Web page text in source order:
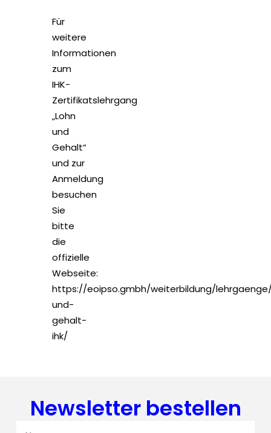
Für
weitere
Informationen
zum
IHK-
Zertifikatslehrgang
„Lohn
und
Gehalt“
und zur
Anmeldung
besuchen
Sie
bitte
die
offizielle
Webseite:
https://eoipso.gmbh/weiterbildung/
und-
gehalt-
ihk/
Newsletter bestellen